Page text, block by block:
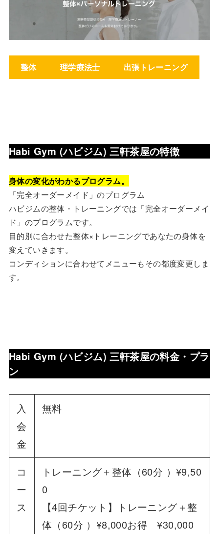
整体 理学療法士 出張トレーニング
Habi Gym (ハビジム) 三軒茶屋の特徴
身体の変化がわかるプログラム。
「完全オーダーメイド」のプログラム
ハビジムの整体・トレーニングでは「完全オーダーメイ
ド」のプログラムです。
目的別に合わせた整体×トレーニングであなたの身体を
変えていきます。
コンディションに合わせてメニューもその都度変更しま
す。
Habi Gym (ハビジム) 三軒茶屋の料金・プラ
ン
入
会
金
無料
コ
ー
ス
トレーニング＋整体（60分 ）¥9,50
0
【4回チケット】トレーニング＋整
体（60分 ）¥8,000お得 ¥30,000